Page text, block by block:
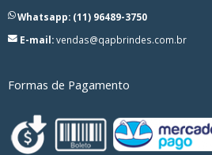
Whatsapp: (11) 96489-3750
E-mail:vendas@qapbrindes.com.br
Formas de Pagamento